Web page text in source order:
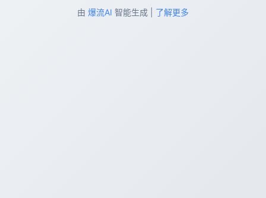
由 爆流AI 智能生成 | 了解更多